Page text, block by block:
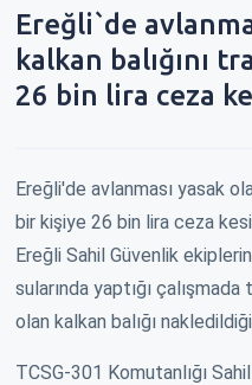
Ereğli`de
kalkan balığını
26 bin lira ceza
Ereğli'de avlanması yasak
bir kişiye 26 bin lira ceza
Ereğli Sahil Güvenlik
sularında yaptığı
olan kalkan balığı
TCSG-301 Komutanlığı